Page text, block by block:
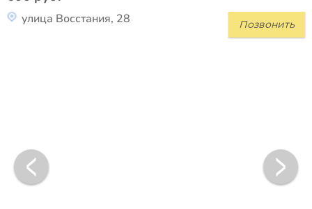
Позвонить
улица Восстания, 28